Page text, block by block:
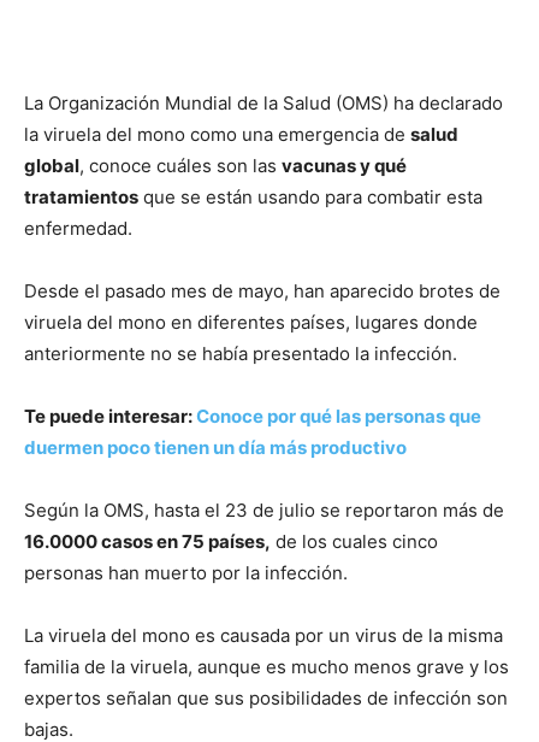
La Organización Mundial de la Salud (OMS) ha declarado
la viruela del mono como una emergencia de salud
global, conoce cuáles son las vacunas y qué
tratamientos que se están usando para combatir esta
enfermedad.
Desde el pasado mes de mayo, han aparecido brotes de
viruela del mono en diferentes países, lugares donde
anteriormente no se había presentado la infección.
Te puede interesar:Conoce por qué las personas que
duermen poco tienen un día más productivo
Según la OMS, hasta el 23 de julio se reportaron más de
16.0000 casos en 75 países, de los cuales cinco
personas han muerto por la infección.
La viruela del mono es causada por un virus de la misma
familia de la viruela, aunque es mucho menos grave y los
expertos señalan que sus posibilidades de infección son
bajas.